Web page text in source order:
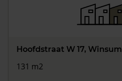
Hoofdstraat W 17, Winsum
131 m2